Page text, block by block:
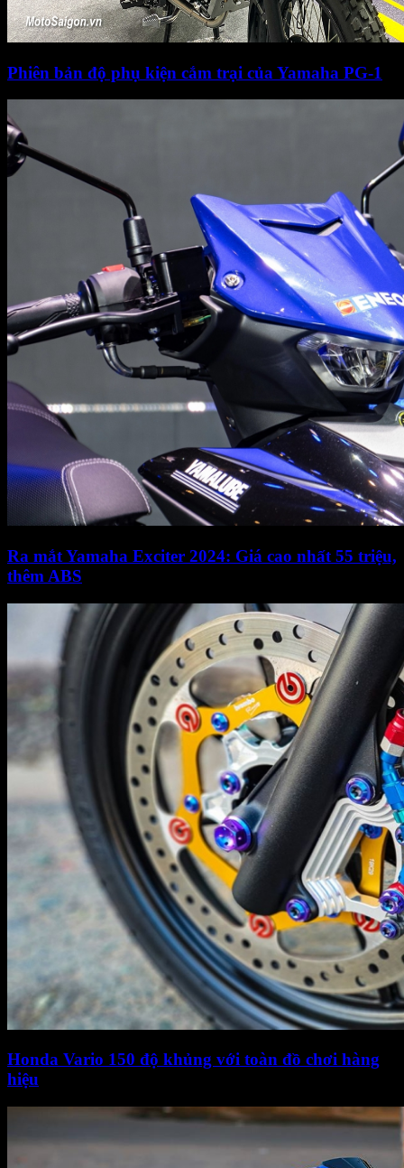
Phiên bản độ phụ kiện cắm trại của Yamaha PG-1
Ra mắt Yamaha Exciter 2024: Giá cao nhất 55 triệu,
thêm ABS
Honda Vario 150 độ khủng với toàn đồ chơi hàng
hiệu